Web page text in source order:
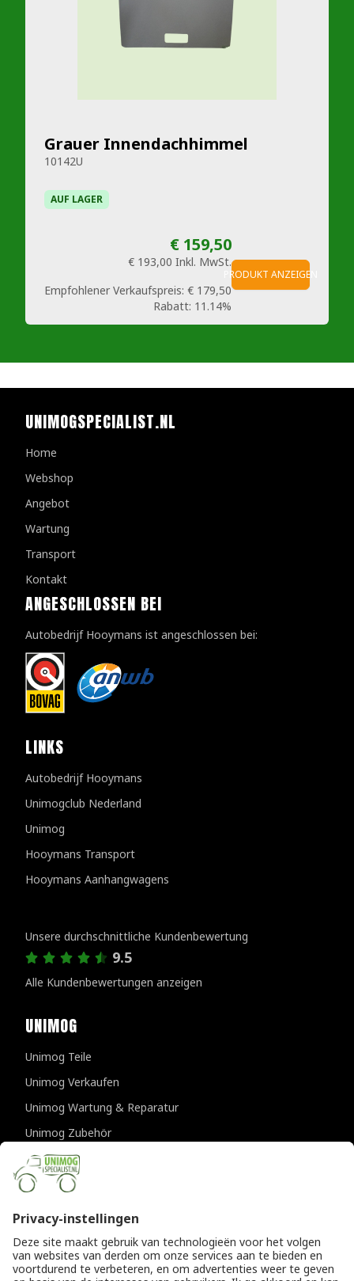
Grauer Innendachhimmel
10142U
AUF LAGER
€ 159,50
€ 193,00 Inkl. MwSt.
Empfohlener Verkaufspreis: € 179,50
Rabatt: 11.14%
PRODUKT ANZEIGEN
UNIMOGSPECIALIST.NL
Home
Webshop
Angebot
Wartung
Transport
Kontakt
ANGESCHLOSSEN BEI
Autobedrijf Hooymans ist angeschlossen bei:
LINKS
Autobedrijf Hooymans
Unimogclub Nederland
Unimog
Hooymans Transport
Hooymans Aanhangwagens
Unsere durchschnittliche Kundenbewertung
9.5
Alle Kundenbewertungen anzeigen
UNIMOG
Unimog Teile
Unimog Verkaufen
Unimog Wartung & Reparatur
Unimog Zubehör
Unimog APK-prufungen
KONTAKTDATEN
Provincialeweg 94-98
Die Niederlande